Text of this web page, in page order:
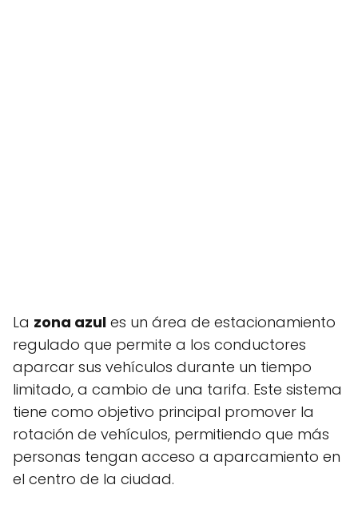
La zona azul es un área de estacionamiento
regulado que permite a los conductores
aparcar sus vehículos durante un tiempo
limitado, a cambio de una tarifa. Este sistema
tiene como objetivo principal promover la
rotación de vehículos, permitiendo que más
personas tengan acceso a aparcamiento en
el centro de la ciudad.